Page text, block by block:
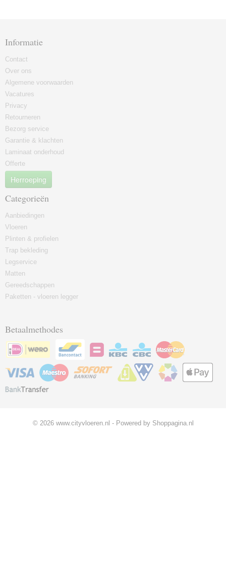
Informatie
Contact
Over ons
Algemene voorwaarden
Vacatures
Privacy
Retourneren
Bezorg service
Garantie & klachten
Laminaat onderhoud
Offerte
Herroeping
Categorieën
Aanbiedingen
Vloeren
Plinten & profielen
Trap bekleding
Legservice
Matten
Gereedschappen
Paketten - vloeren legger
Betaalmethodes
© 2026 www.cityvloeren.nl - Powered by Shoppagina.nl